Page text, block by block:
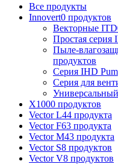
Все продукты
Innovert0 продуктов
Векторные ITD
Простая серия
Пыле-
продуктов
Серия IHD
Серия для
X1000 продуктов
Vector L44 продукта
Vector F63 продукта
Vector M43 продукта
Vector S8 продуктов
Vector V8 продуктов